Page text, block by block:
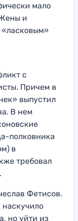
мало
и
с
Причем в
выпустил
В нем
полковника
в
требовал
Фетисов.
но уйти из